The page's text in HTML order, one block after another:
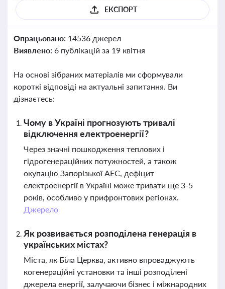
ЕКСПОРТ
Опрацьовано: 14536 джерел
Виявлено: 6 публікацій за 19 квітня
На основі зібраних матеріалів ми сформували
короткі відповіді на актуальні запитання. Ви
дізнаєтесь:
Чому в Україні прогнозують тривалі
відключення електроенергії?
Через значні пошкодження теплових і
гідрогенераційних потужностей, а також
окупацію Запорізької АЕС, дефіцит
електроенергії в Україні може тривати ще 3-5
років, особливо у прифронтових регіонах.
Джерело
Як розвивається розподілена генерація в
українських містах?
Міста, як Біла Церква, активно впроваджують
когенераційні установки та інші розподілені
джерела енергії, залучаючи бізнес і міжнародних